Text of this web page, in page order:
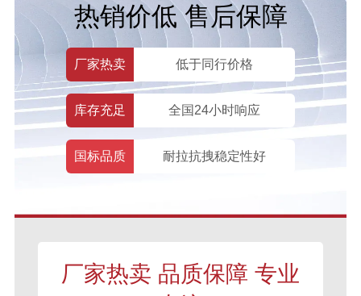
热销价低 售后保障
厂家热卖 低于同行价格
库存充足 全国24小时响应
国标品质 耐拉抗拽稳定性好
厂家热卖 品质保障 专业